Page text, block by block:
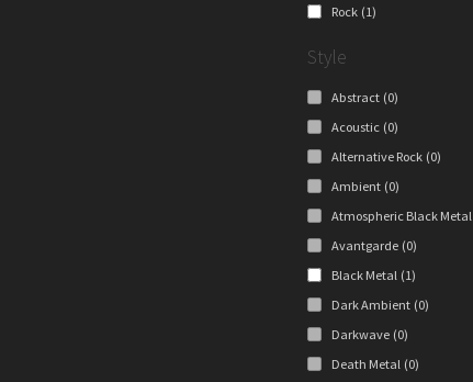
Rock (1)
Style
Abstract (0)
Acoustic (0)
Alternative Rock (0)
Ambient (0)
Atmospheric Black Metal
Avantgarde (0)
Black Metal (1)
Dark Ambient (0)
Darkwave (0)
Death Metal (0)